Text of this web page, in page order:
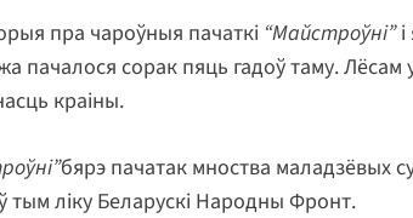
пра чароўныя пачаткі “Майстроўні”і
пачалося сорак пяць гадоў таму. Лёсам
краіны.
бярэ пачатак мноства маладзёвых
тым ліку Беларускі Народны Фронт.